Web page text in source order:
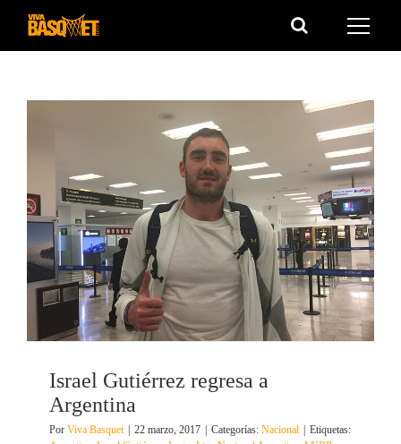
Saltar
Israel Gutiérrez regresa a
Argentina
Por Viva Basquet 22 marzo, 2017 Categorías: Nacional
Etiquetas: